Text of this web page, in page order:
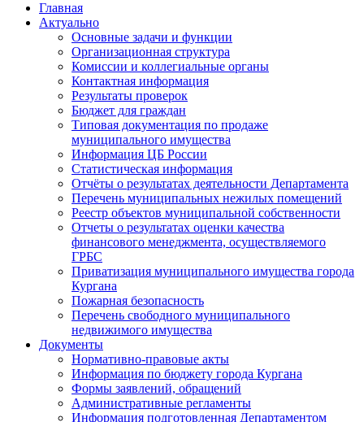
Главная
Актуально
Основные задачи и функции
Организационная структура
Комиссии и коллегиальные органы
Контактная информация
Результаты проверок
Бюджет для граждан
Типовая документация по продаже
муниципального имущества
Информация ЦБ России
Статистическая информация
Отчёты о результатах деятельности Департамента
Перечень муниципальных нежилых помещений
Реестр объектов муниципальной собственности
Отчеты о результатах оценки качества
финансового менеджмента, осуществляемого
ГРБС
Приватизация муниципального имущества города
Кургана
Пожарная безопасность
Перечень свободного муниципального
недвижимого имущества
Документы
Нормативно-правовые акты
Информация по бюджету города Кургана
Формы заявлений, обращений
Административные регламенты
Информация подготовленная Департаментом